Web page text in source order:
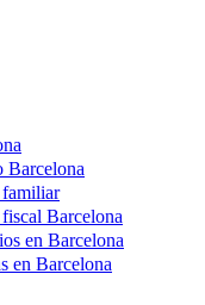
Barcelona
familiar
Barcelona
en Barcelona
en Barcelona